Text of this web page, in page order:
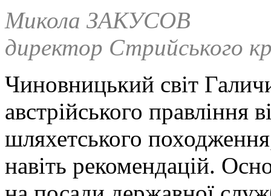
Микола ЗАКУСОВ
директор Стрийського
Чиновницький світ
австрійського правління
шляхетського
навіть рекомендацій.